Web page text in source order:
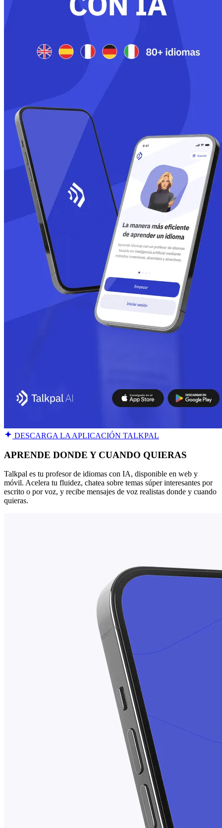
DESCARGA LA APLICACIÓN TALKPAL
APRENDE DONDE Y CUANDO QUIERAS
Talkpal es tu profesor de idiomas con IA, disponible en web y
móvil. Acelera tu fluidez, chatea sobre temas súper interesantes por
escrito o por voz, y recibe mensajes de voz realistas donde y cuando
quieras.